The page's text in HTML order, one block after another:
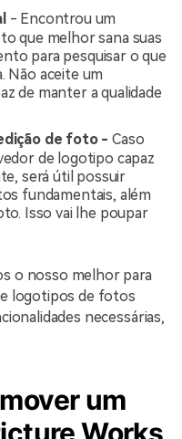
- Encontrou um
que melhor sana suas
para pesquisar o que
Não aceite um
de manter a qualidade
de foto - Caso
de logotipo capaz
será útil possuir
fundamentais, além
Isso vai lhe poupar
o nosso melhor para
logotipos de fotos
necessárias,
um